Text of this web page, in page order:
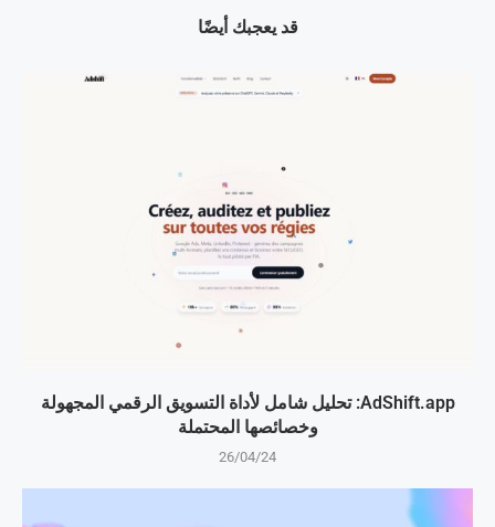
قد يعجبك أيضًا
AdShift.app: تحليل شامل لأداة التسويق الرقمي المجهولة
وخصائصها المحتملة
26/04/24